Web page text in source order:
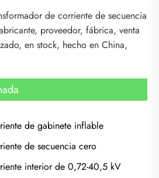
de corriente de secuencia
proveedor, fábrica, venta
en stock, hecho en China,
de gabinete inflable
de secuencia cero
interior de 0,72-40,5 kV